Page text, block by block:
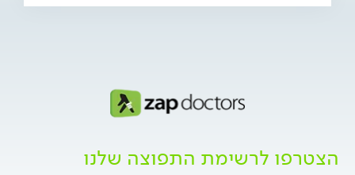
הצטרפו לרשימת התפוצה שלנו